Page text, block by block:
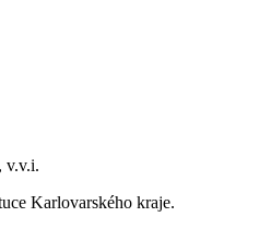
v.v.i.
Karlovarského kraje.